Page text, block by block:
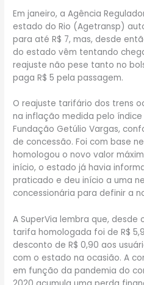
Em janeiro, a Agência
estado do Rio (Agetransp)
para até R$ 7, mas, desde
do estado vêm tentando
reajuste não pese tanto no
paga R$ 5 pela passagem.
O reajuste tarifário dos trens
na inflação medida pelo índice
Fundação Getúlio Vargas,
de concessão. Foi com base
homologou o novo valor
início, o estado já havia
praticado e deu início a uma
concessionária para definir a
A SuperVia lembra que, desde
tarifa homologada foi de R$
desconto de R$ 0,90 aos
com o estado na ocasião. A
em função da pandemia do